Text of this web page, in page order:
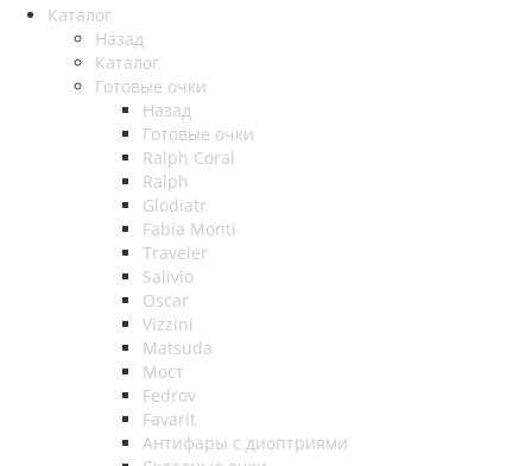
Каталог
Назад
Каталог
Готовые очки
Назад
Готовые очки
Ralph Coral
Ralph
Glodiatr
Fabia Monti
Traveler
Salivio
Oscar
Vizzini
Matsuda
Мост
Fedrov
Favarit
Антифары с диоптриями